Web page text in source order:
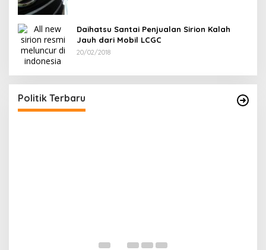
Daihatsu Santai Penjualan Sirion Kalah
Jauh dari Mobil LCGC
20/02/2018
Politik Terbaru
PDI Perjuangan Bagikan Takjil
Di Bangka Selatan, Politik